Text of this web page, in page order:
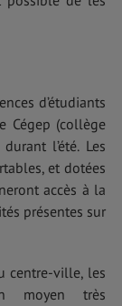
d’étudiants
Cégep (collège
l’été. Les
et dotées
accès à la
présentes sur
centre-ville, les
moyen très